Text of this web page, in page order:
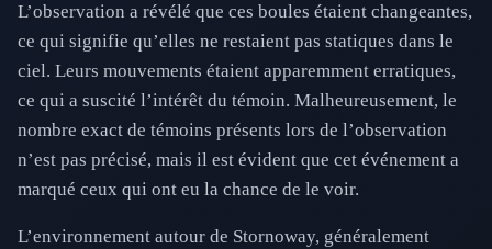
L’observation a révélé que ces boules étaient changeantes,
ce qui signifie qu’elles ne restaient pas statiques dans le
ciel. Leurs mouvements étaient apparemment erratiques,
ce qui a suscité l’intérêt du témoin. Malheureusement, le
nombre exact de témoins présents lors de l’observation
n’est pas précisé, mais il est évident que cet événement a
marqué ceux qui ont eu la chance de le voir.
L’environnement autour de Stornoway, généralement